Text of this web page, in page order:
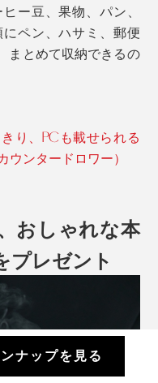
ー豆、果物、パン、
ペン、ハサミ、郵便
まとめて収納できるの
り、PCも載せられる
ウンタードロワー）
おしゃれな本
プレゼント
ナップを見る